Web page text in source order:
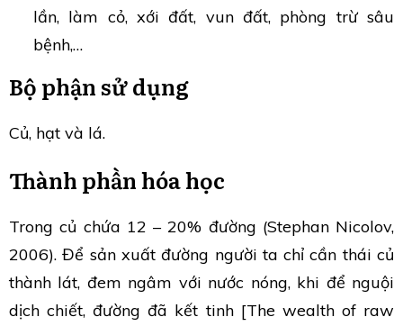
lần, làm cỏ, xới đất, vun đất, phòng trừ sâu
bệnh,…
Bộ phận sử dụng
Củ, hạt và lá.
Thành phần hóa học
Trong củ chứa 12 – 20% đường (Stephan Nicolov,
2006). Để sản xuất đường người ta chỉ cần thái củ
thành lát, đem ngâm với nước nóng, khi để nguội
dịch chiết, đường đã kết tinh [The wealth of raw